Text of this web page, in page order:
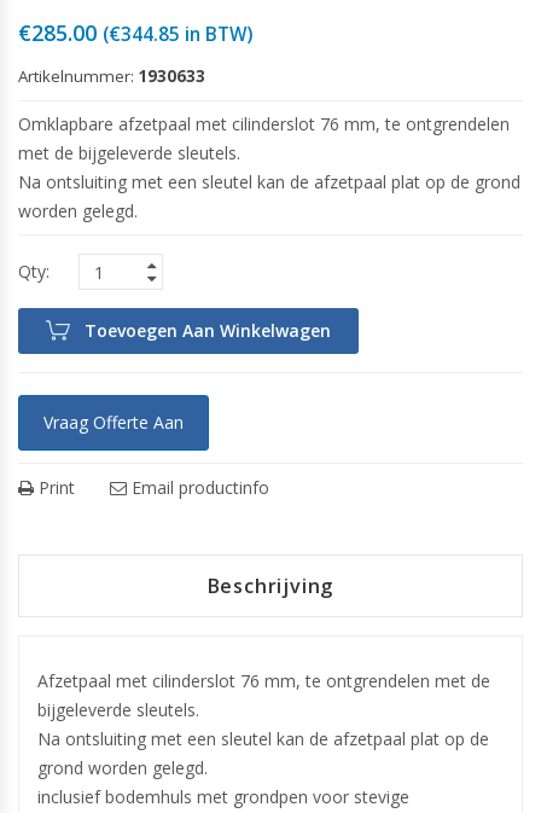
€285.00 (€344.85 in BTW)
Artikelnummer: 1930633
Omklapbare afzetpaal met cilinderslot 76 mm, te ontgrendelen
met de bijgeleverde sleutels.
Na ontsluiting met een sleutel kan de afzetpaal plat op de grond
worden gelegd.
Toevoegen Aan Winkelwagen
Vraag Offerte Aan
Print Email productinfo
Beschrijving
Afzetpaal met cilinderslot 76 mm, te ontgrendelen met de
bijgeleverde sleutels.
Na ontsluiting met een sleutel kan de afzetpaal plat op de
grond worden gelegd.
inclusief bodemhuls met grondpen voor stevige